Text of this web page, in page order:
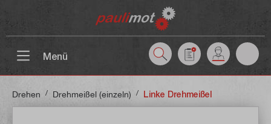
Menü
Drehen / Drehmeißel (einzeln) / Linke Drehmeißel